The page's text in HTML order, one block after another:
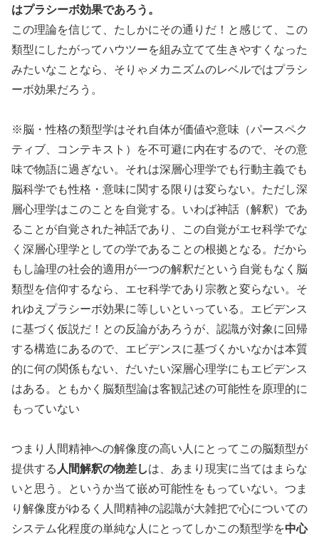
はプラシーボ効果であろう。
この理論を信じて、たしかにその通りだ！と感じて、この
類型にしたがってハウツーを組み立てて生きやすくなった
みたいなことなら、そりゃメカニズムのレベルではプラシ
ーボ効果だろう。
※脳・性格の類型学はそれ自体が価値や意味（パースペク
ティブ、コンテキスト）を不可避に内在するので、その意
味で物語に過ぎない。それは深層心理学でも行動主義でも
脳科学でも性格・意味に関する限りは変らない。ただし深
層心理学はこのことを自覚する。いわば神話（解釈）であ
ることが自覚された神話であり、この自覚がエセ科学でな
く深層心理学としての学であることの根拠となる。だから
もし論理の社会的適用が一つの解釈だという自覚もなく脳
類型を信仰するなら、エセ科学であり宗教と変らない。そ
れゆえプラシーボ効果に等しいといっている。エビデンス
に基づく仮説だ！との反論があろうが、認識が対象に回帰
する構造にあるので、エビデンスに基づくかいなかは本質
的に何の関係もない、だいたい深層心理学にもエビデンス
はある。ともかく脳類型論は客観記述の可能性を原理的に
もっていない
つまり人間精神への解像度の高い人にとってこの脳類型が
提供する 人間解釈の物差しは、あまり現実に当てはまらな
いと思う。というか当て嵌め可能性をもっていない。つま
り解像度がゆるく人間精神の認識が大雑把で心についての
システム化程度の単純な人にとってしかこの類型学を中心